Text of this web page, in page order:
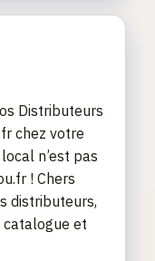
Distributeurs
chez votre
n’est pas
! Chers
distributeurs,
et